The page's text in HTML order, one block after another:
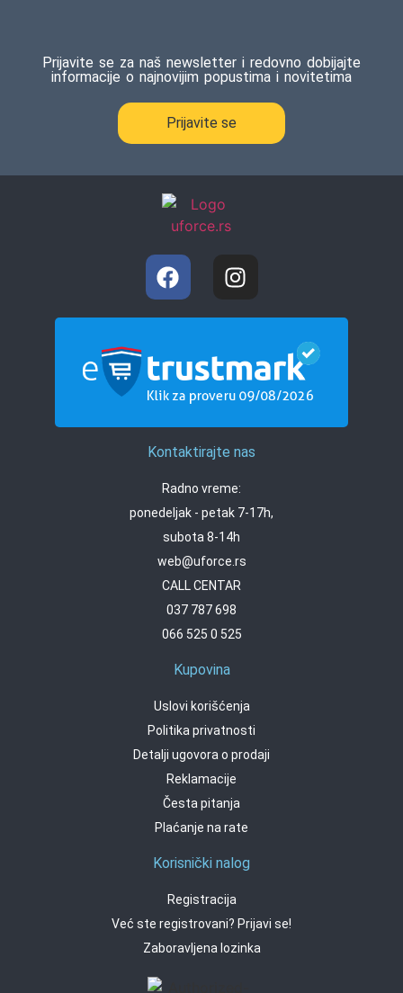
Prijavite se za naš newsletter i redovno dobijajte
informacije o najnovijim popustima i novitetima
Prijavite se
Kontaktirajte nas
Radno vreme:
ponedeljak - petak 7-17h,
subota 8-14h
web@uforce.rs
CALL CENTAR
037 787 698
066 525 0 525
Kupovina
Uslovi korišćenja
Politika privatnosti
Detalji ugovora o prodaji
Reklamacije
Česta pitanja
Plaćanje na rate
Korisnički nalog
Registracija
Već ste registrovani? Prijavi se!
Zaboravljena lozinka